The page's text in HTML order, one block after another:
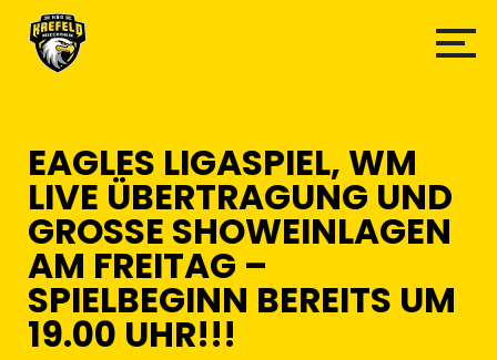
EAGLES LIGASPIEL, WM
LIVE ÜBERTRAGUNG UND
GROSSE SHOWEINLAGEN
AM FREITAG –
SPIELBEGINN BEREITS UM
19.00 UHR!!!